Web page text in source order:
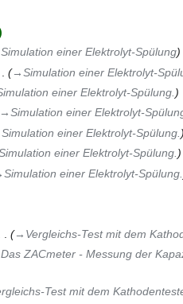
einer Elektrolyt-Spülung
→‎Simulation einer Elektrolyt-
einer Elektrolyt-Spülung.
einer Elektrolyt-
einer Elektrolyt-Spülung.
einer Elektrolyt-Spülung.
einer Elektrolyt-Spülung.
→‎Vergleichs-Test mit dem
ZACmeter - Messung der
Test mit dem